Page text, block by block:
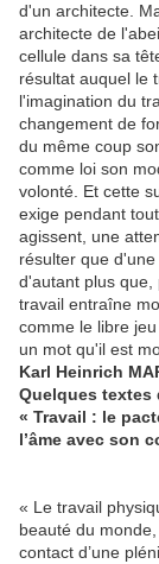
d'un architecte.
architecte de
cellule dans sa
résultat auquel le
l'imagination du
changement de
du même coup
comme loi son
volonté. Et cette
exige pendant
agissent, une
résulter que
d'autant plus que,
travail entraîne
comme le libre
un mot qu'il est
Karl Heinrich
Quelques textes
« Travail : le
l’âme avec son
« Le travail
beauté du
contact d’une